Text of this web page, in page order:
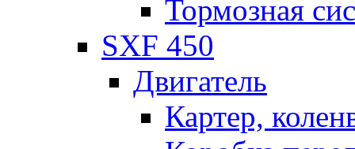
Тормозная
SXF 450
Двигатель
Картер,